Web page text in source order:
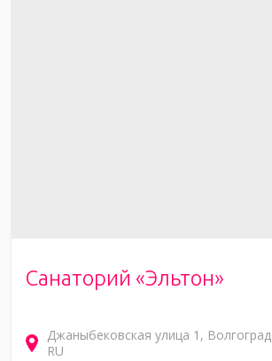
Санаторий «Эльтон»
Джаныбековская улица 1
Волгоград
RU